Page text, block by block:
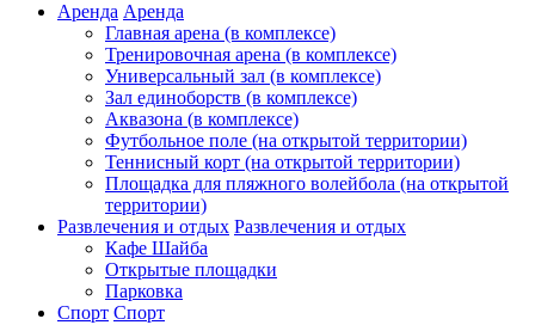
Аренда Аренда
Главная арена (в комплексе)
Тренировочная арена (в комплексе)
Универсальный зал (в комплексе)
Зал единоборств (в комплексе)
Аквазона (в комплексе)
Футбольное поле (на открытой территории)
Теннисный корт (на открытой территории)
Площадка для пляжного волейбола (на открытой
территории)
Развлечения и отдых Развлечения и отдых
Кафе Шайба
Открытые площадки
Парковка
Спорт Спорт